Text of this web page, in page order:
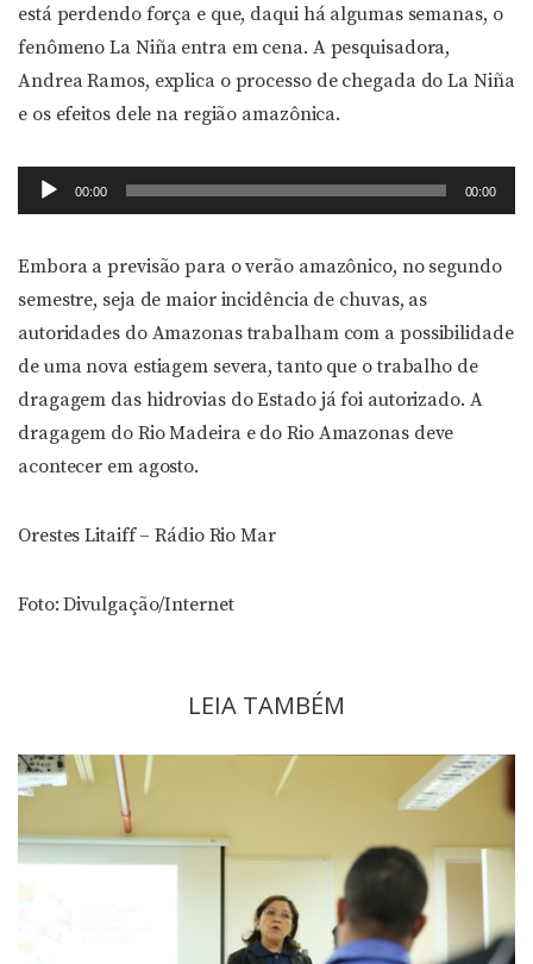
está perdendo força e que, daqui há algumas semanas, o
fenômeno La Niña entra em cena. A pesquisadora,
Andrea Ramos, explica o processo de chegada do La Niña
e os efeitos dele na região amazônica.
Tocador
de
00:00 00:00
Embora a previsão para o verão amazônico, no segundo
semestre, seja de maior incidência de chuvas, as
autoridades do Amazonas trabalham com a possibilidade
de uma nova estiagem severa, tanto que o trabalho de
dragagem das hidrovias do Estado já foi autorizado. A
dragagem do Rio Madeira e do Rio Amazonas deve
acontecer em agosto.
Orestes Litaiff – Rádio Rio Mar
Foto: Divulgação/Internet
LEIA TAMBÉM